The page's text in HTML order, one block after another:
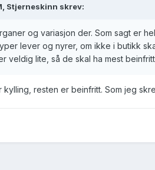
Stjerneskinn skrev:
og variasjon der. Som sagt er
lever og nyrer, om ikke i butikk
veldig lite, så de skal ha mest
kylling, resten er beinfritt. Som jeg